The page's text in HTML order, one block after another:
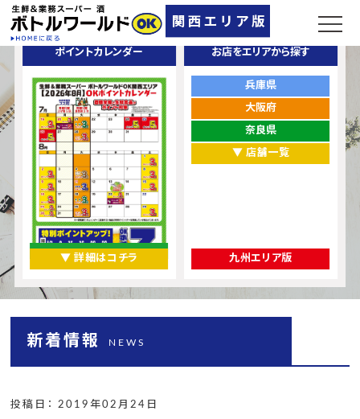
ポイントカレンダー
▼ 詳細はコチラ
お店をエリアから探す
兵庫県
大阪府
奈良県
▼ 店舗一覧
九州エリア版
新着情報 NEWS
投稿日： 2019年02月24日